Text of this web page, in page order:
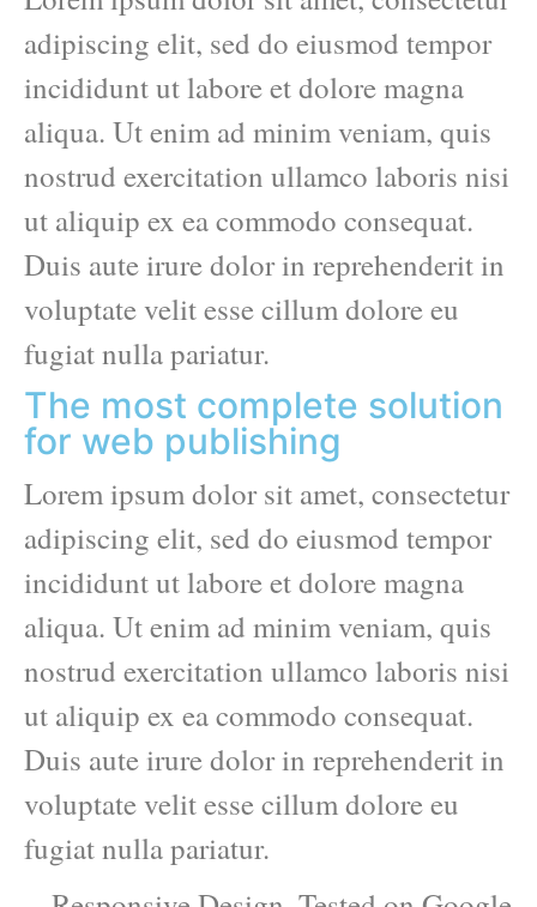
adipiscing elit, sed do eiusmod tempor
incididunt ut labore et dolore magna
aliqua. Ut enim ad minim veniam, quis
nostrud exercitation ullamco laboris nisi
ut aliquip ex ea commodo consequat.
Duis aute irure dolor in reprehenderit in
voluptate velit esse cillum dolore eu
fugiat nulla pariatur.
The most complete solution
for web publishing
Lorem ipsum dolor sit amet, consectetur
adipiscing elit, sed do eiusmod tempor
incididunt ut labore et dolore magna
aliqua. Ut enim ad minim veniam, quis
nostrud exercitation ullamco laboris nisi
ut aliquip ex ea commodo consequat.
Duis aute irure dolor in reprehenderit in
voluptate velit esse cillum dolore eu
fugiat nulla pariatur.